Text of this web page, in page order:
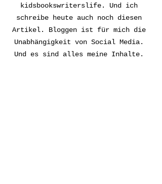
kidsbookswriterslife. Und ich
schreibe heute auch noch diesen
Artikel. Bloggen ist für mich die
Unabhängigkeit von Social Media.
Und es sind alles meine Inhalte.